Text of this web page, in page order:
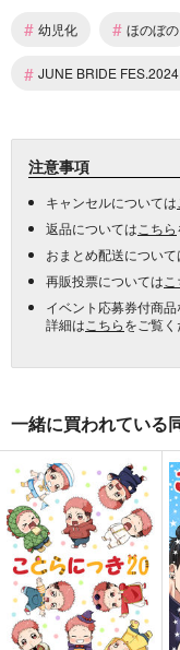
# 幼児化 # ほのぼの
# JUNE BRIDE
注意事項
キャンセルについては
返品については こちら
おまとめ配送について
再販投票については
イベント応募券付商
詳細は こちらをご覧く
一緒に買われている